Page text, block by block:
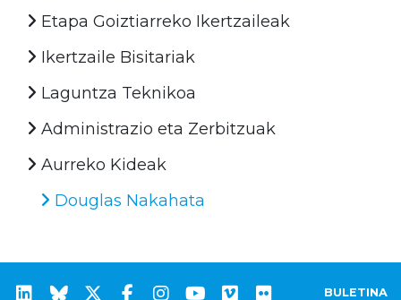
Etapa Goiztiarreko Ikertzaileak
Ikertzaile Bisitariak
Laguntza Teknikoa
Administrazio eta Zerbitzuak
Aurreko Kideak
Douglas Nakahata
BULETINA